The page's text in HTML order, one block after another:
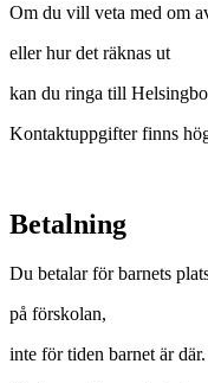
Om du vill veta med om
eller hur det räknas ut
kan du ringa till
Kontaktuppgifter finns
Betalning
Du betalar för barnets
på förskolan,
inte för tiden barnet är där.